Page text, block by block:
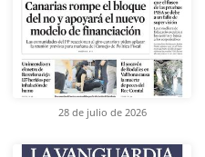
28 de julio de 2026